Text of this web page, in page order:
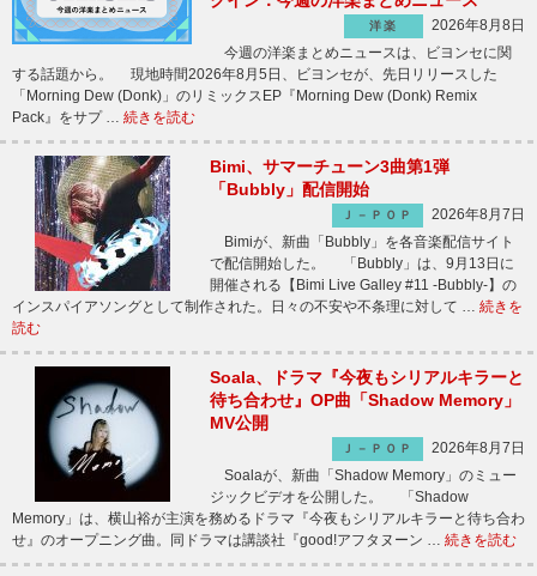
洋楽
2026年8月8日
今週の洋楽まとめニュースは、ビヨンセに関
する話題から。 現地時間2026年8月5日、ビヨンセが、先日リリースした
「Morning Dew (Donk)」のリミックスEP『Morning Dew (Donk) Remix
Pack』をサプ … 続きを読む
Bimi、サマーチューン3曲第1弾
「Bubbly」配信開始
Ｊ－ＰＯＰ
2026年8月7日
Bimiが、新曲「Bubbly」を各音楽配信サイト
で配信開始した。 「Bubbly」は、9月13日に
開催される【Bimi Live Galley #11 -Bubbly-】の
インスパイアソングとして制作された。日々の不安や不条理に対して … 続きを
読む
Soala、ドラマ『今夜もシリアルキラーと
待ち合わせ』OP曲「Shadow Memory」
MV公開
Ｊ－ＰＯＰ
2026年8月7日
Soalaが、新曲「Shadow Memory」のミュー
ジックビデオを公開した。 「Shadow
Memory」は、横山裕が主演を務めるドラマ『今夜もシリアルキラーと待ち合わ
せ』のオープニング曲。同ドラマは講談社『good!アフタヌーン … 続きを読む